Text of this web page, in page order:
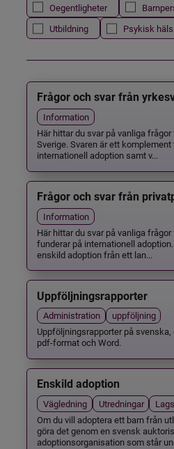
Oegentligheter
Utbildning
Psykisk
Frågor och svar från
Information
Här hittar du svar på vanliga
Sverige. Svaren är ett
internationell adoption samt v...
Frågor och svar från
Information
Här hittar du svar på vanliga
funderar på internationell
enskild adoption från ett lan...
Uppföljningsrapporter
Administration
uppföljning
Uppföljningsrapporter på
pdf-format och Word.
Enskild adoption
Vägledning Utredningar
Om du vill adoptera ett barn från
göra det genom en svensk
adoptionsorganisation som står